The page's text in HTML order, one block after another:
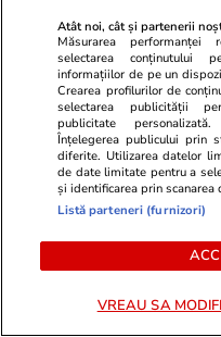
Știri România
Se circulă bară la
Autostrada Soarelui,
după stația de taxare
Știri România
Două mașini s-au
fost proiectate în șanț
Atât noi, cât și partenerii
Măsurarea performanței
selectarea conținutului
informațiilor de pe un
Crearea profilurilor de
selectarea publicității
publicitate
Înțelegerea publicului prin
diferite. Utilizarea datelor
de date limitate pentru a
și identificarea prin scanarea
Listă parteneri (furnizori)
VREAU SA